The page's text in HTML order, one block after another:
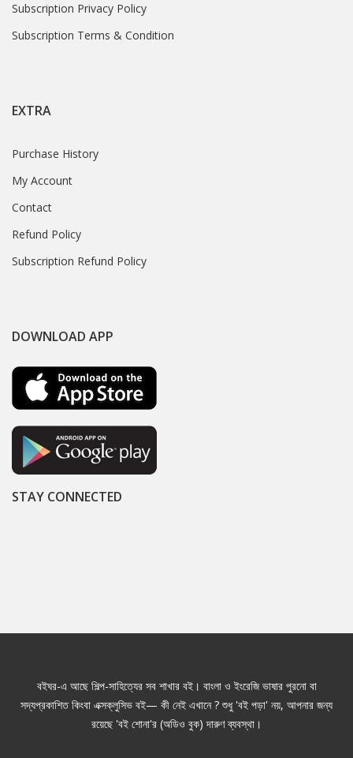
Subscription Privacy Policy
Subscription Terms & Condition
EXTRA
Purchase History
My Account
Contact
Refund Policy
Subscription Refund Policy
DOWNLOAD APP
STAY CONNECTED
বইঘর-এ আছে শিল্প-সাহিত্যের সব শাখার বই। বাংলা ও ইংরেজি ভাষার পুরনো বা
সদ্যপ্রকাশিত কিংবা এক্সক্লুসিভ বই— কী নেই এখানে ? শুধু 'বই পড়া' নয়, আপনার জন্য
রয়েছে 'বই শোনা'র (অডিও বুক) দারুণ ব্যবস্থা।